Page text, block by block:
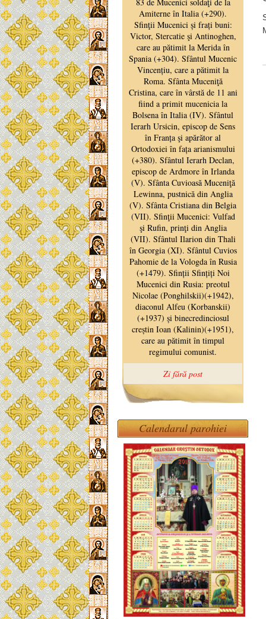
Calendarul parohiei